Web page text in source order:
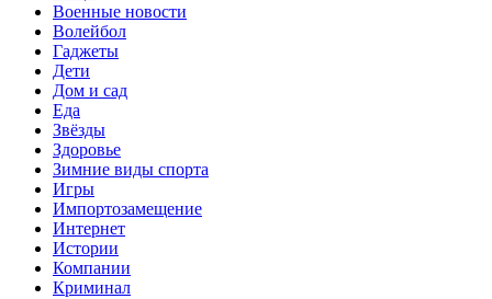
Военные новости
Волейбол
Гаджеты
Дети
Дом и сад
Еда
Звёзды
Здоровье
Зимние виды спорта
Игры
Импортозамещение
Интернет
Истории
Компании
Криминал